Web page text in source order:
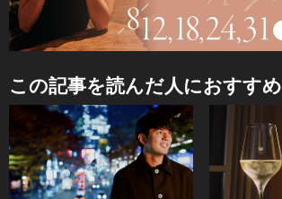
この記事を読んだ人におすすめ